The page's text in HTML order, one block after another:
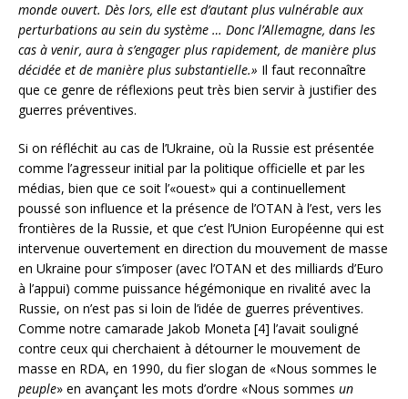
monde ouvert. Dès lors, elle est d’autant plus vulnérable aux
perturbations au sein du système … Donc l’Allemagne, dans les
cas à venir, aura à s’engager plus rapidement, de manière plus
décidée et de manière plus substantielle.» Il faut reconnaître
que ce genre de réflexions peut très bien servir à justifier des
guerres préventives.
Si on réfléchit au cas de l’Ukraine, où la Russie est présentée
comme l’agresseur initial par la politique officielle et par les
médias, bien que ce soit l’«ouest» qui a continuellement
poussé son influence et la présence de l’OTAN à l’est, vers les
frontières de la Russie, et que c’est l’Union Européenne qui est
intervenue ouvertement en direction du mouvement de masse
en Ukraine pour s’imposer (avec l’OTAN et des milliards d’Euro
à l’appui) comme puissance hégémonique en rivalité avec la
Russie, on n’est pas si loin de l’idée de guerres préventives.
Comme notre camarade Jakob Moneta [4] l’avait souligné
contre ceux qui cherchaient à détourner le mouvement de
masse en RDA, en 1990, du fier slogan de «Nous sommes le
peuple» en avançant les mots d’ordre «Nous sommes un